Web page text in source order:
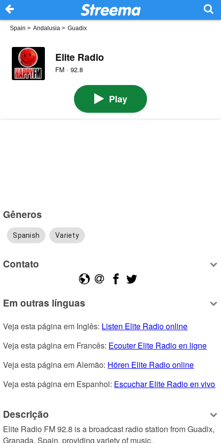
Spain > Andalusia > Guadix
Elite Radio
FM · 92.8
Play
Gêneros
Spanish Variety
Contato
Em outras línguas
Veja esta página em Inglês: Listen Elite Radio online
Veja esta página em Francês: Ecouter Elite Radio en ligne
Veja esta página em Alemão: Hören Elite Radio online
Veja esta página em Espanhol: Escuchar Elite Radio en vivo
Descrição
Elite Radio FM 92.8 is a broadcast radio station from Guadix,
Granada, Spain, providing variety of music.